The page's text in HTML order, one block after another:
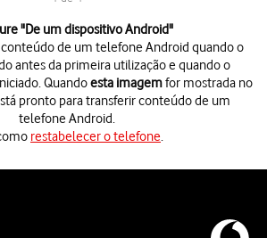
"De um dispositivo Android"
de um telefone Android quando o
antes da primeira utilização e quando o
Quandoesta imagemfor mostrada no
pronto para transferir conteúdo de um
telefone Android.
restabelecer o telefone.
o telefone.
conteúdo para o seu telefone, é
e na app "Move to iOS", para transferir